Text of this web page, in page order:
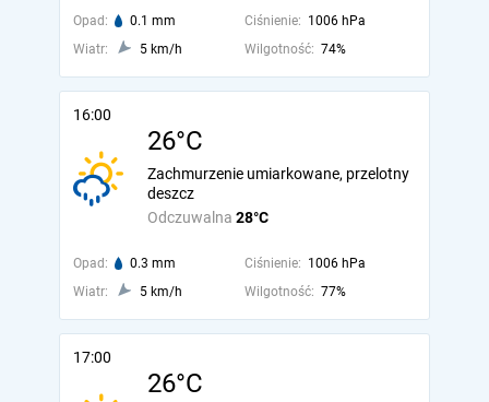
Opad: 0.1 mm Ciśnienie: 1006 hPa
Wiatr:
5 km/h Wilgotność: 74%
16:00
26°C
Odczuwalna 28°C
Zachmurzenie umiarkowane, przelotny
deszcz
Opad: 0.3 mm Ciśnienie: 1006 hPa
Wiatr:
5 km/h Wilgotność: 77%
17:00
26°C